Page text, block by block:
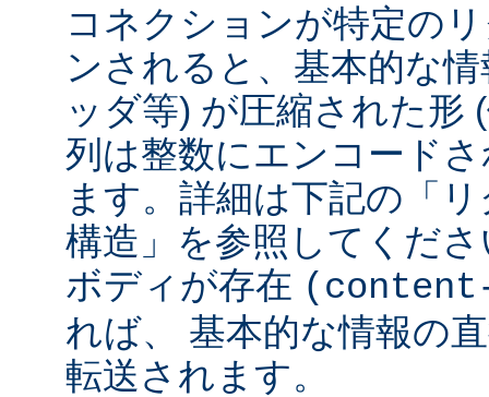
コネクションが特定の
ンされると、基本的な
ッダ等) が圧縮された形
列は整数にエンコード
ます。詳細は下記の「
構造」を参照してくだ
ボディが存在
れば、 基本的な情報の
転送されます。